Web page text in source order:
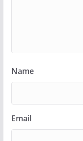
Name
Email